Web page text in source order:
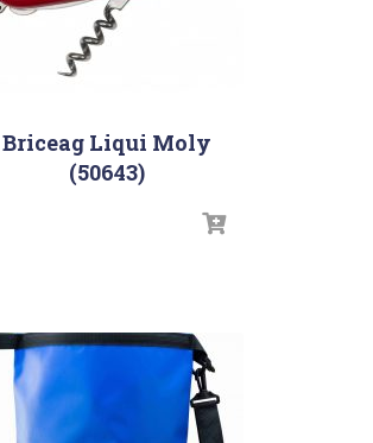
Briceag Liqui Moly
(50643)